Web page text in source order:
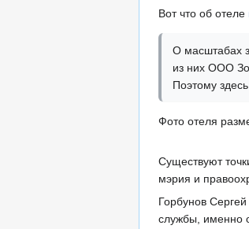
Вот что об отеле
О масштабах
из них ООО
Поэтому
Фото отеля
Существуют
мэрия и
Горбунов
службы, именно